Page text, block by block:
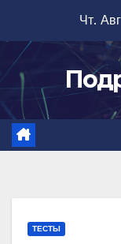
содержимому
Чт.
ТЕСТЫ